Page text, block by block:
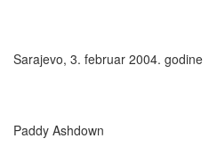
Sarajevo, 3. februar 2004. godine
Paddy Ashdown